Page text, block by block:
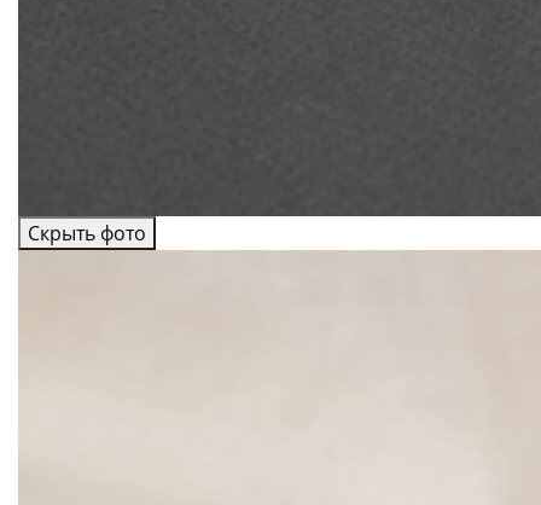
Скрыть фото